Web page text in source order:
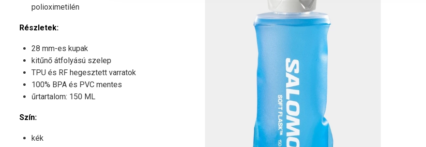
polioximetilén
Részletek:
28 mm-es kupak
kitűnő átfolyású szelep
TPU és RF hegesztett varratok
100% BPA és PVC mentes
űrtartalom: 150 ML
Szín:
kék